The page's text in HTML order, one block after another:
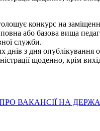
конкурс на
або базова вища
служби.
днів з дня опублікування
щоденно, крім
ВАКАНСІЇ НА